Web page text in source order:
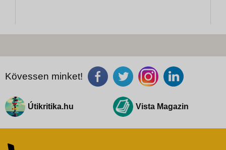
Kövessen minket!
Útikritika.hu Vista Magazin